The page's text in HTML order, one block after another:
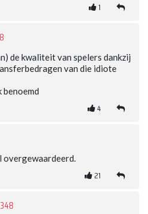
1
de kwaliteit van spelers dankzij
van die idiote
benoemd
4
overgewaardeerd.
21